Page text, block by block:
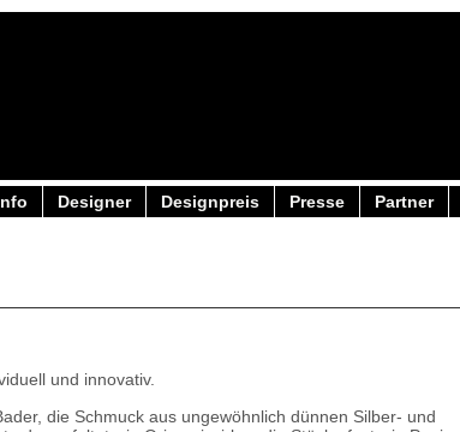
Designer Designpreis Presse Partner
und innovativ.
die Schmuck aus ungewöhnlich dünnen Silber- und